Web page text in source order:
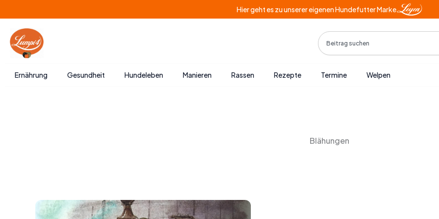
Inhalt
springen
Hier geht es zu unserer eigenen Hundefutter Marke
Search
Ernährung Gesundheit Hundeleben Manieren Rassen Rezepte Termine Welpen
Blähungen